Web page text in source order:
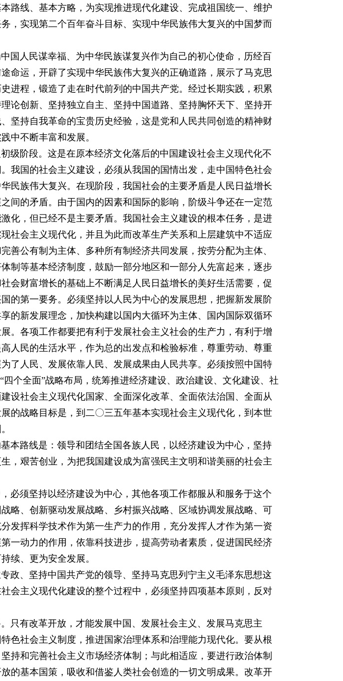
路线、基本方略，为实现推进现代化建设、完成祖国统一、维护
，实现第二个百年奋斗目标、实现中华民族伟大复兴的中国梦而
国人民谋幸福、为中华民族谋复兴作为自己的初心使命，历经百
命运，开辟了实现中华民族伟大复兴的正确道路，展示了马克思
进程，锻造了走在时代前列的中国共产党。经过长期实践，积累
论创新、坚持独立自主、坚持中国道路、坚持胸怀天下、坚持开
坚持自我革命的宝贵历史经验，这是党和人民共同创造的精神财
中不断丰富和发展。
级阶段。这是在原本经济文化落后的中国建设社会主义现代化不
我国的社会主义建设，必须从我国的国情出发，走中国特色社会
民族伟大复兴。在现阶段，我国社会的主要矛盾是人民日益增长
间的矛盾。由于国内的因素和国际的影响，阶级斗争还在一定范
化，但已经不是主要矛盾。我国社会主义建设的根本任务，是进
社会主义现代化，并且为此而改革生产关系和上层建筑中不适应
善公有制为主体、多种所有制经济共同发展，按劳分配为主体、
制等基本经济制度，鼓励一部分地区和一部分人先富起来，逐步
会财富增长的基础上不断满足人民日益增长的美好生活需要，促
的第一要务。必须坚持以人民为中心的发展思想，把握新发展阶
的新发展理念，加快构建以国内大循环为主体、国内国际双循环
。各项工作都要把有利于发展社会主义社会的生产力，有利于增
人民的生活水平，作为总的出发点和检验标准，尊重劳动、尊重
了人民、发展依靠人民、发展成果由人民共享。必须按照中国特
个全面”战略布局，统筹推进经济建设、政治建设、文化建设、社
设社会主义现代化国家、全面深化改革、全面依法治国、全面从
的战略目标是，到二〇三五年基本实现社会主义现代化，到本世
本路线是：领导和团结全国各族人民，以经济建设为中心，坚持
，艰苦创业，为把我国建设成为富强民主文明和谐美丽的社会主
必须坚持以经济建设为中心，其他各项工作都服从和服务于这个
略、创新驱动发展战略、乡村振兴战略、区域协调发展战略、可
发挥科学技术作为第一生产力的作用，充分发挥人才作为第一资
一动力的作用，依靠科技进步，提高劳动者素质，促进国民经济
续、更为安全发展。
政、坚持中国共产党的领导、坚持马克思列宁主义毛泽东思想这
会主义现代化建设的整个过程中，必须坚持四项基本原则，反对
只有改革开放，才能发展中国、发展社会主义、发展马克思主
色社会主义制度，推进国家治理体系和治理能力现代化。要从根
持和完善社会主义市场经济体制；与此相适应，要进行政治体制
的基本国策，吸收和借鉴人类社会创造的一切文明成果。改革开